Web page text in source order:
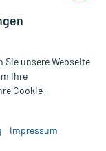
für
Arzt. Bitte
Sie unsere Webseite
Ihre
Cookie-
Impressum